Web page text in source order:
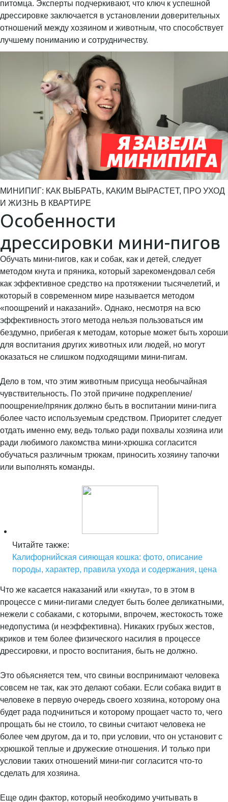
питомца. Эксперты подчеркивают, что ключ к успешной
дрессировке заключается в установлении доверительных
отношений между хозяином и животным, что способствует
лучшему пониманию и сотрудничеству.
МИНИПИГ: КАК ВЫБРАТЬ, КАКИМ ВЫРАСТЕТ, ПРО УХОД
И ЖИЗНЬ В КВАРТИРЕ
Особенности
дрессировки мини-пигов
Обучать мини-пигов, как и собак, как и детей, следует
методом кнута и пряника, который зарекомендовал себя
как эффективное средство на протяжении тысячелетий, и
который в современном мире называется методом
«поощрений и наказаний». Однако, несмотря на всю
эффективность этого метода нельзя пользоваться им
бездумно, прибегая к методам, которые может быть хороши
для воспитания других животных или людей, но могут
оказаться не слишком подходящими мини-пигам.
Дело в том, что этим животным присуща необычайная
чувствительность. По этой причине подкрепление/
поощрение/пряник должно быть в воспитании мини-пига
более часто используемым средством. Приоритет следует
отдать именно ему, ведь только ради похвалы хозяина или
ради любимого лакомства мини-хрюшка согласится
обучаться различным трюкам, приносить хозяину тапочки
или выполнять команды.
Читайте также:
Калифорнийская сияющая кошка: фото, описание
породы, характер, правила ухода и содержания, цена
Что же касается наказаний или «кнута», то в этом в
процессе с мини-пигами следует быть более деликатными,
нежели с собаками, с которыми, впрочем, жестокость тоже
недопустима (и неэффективна). Никаких грубых жестов,
криков и тем более физического насилия в процессе
дрессировки, и просто воспитания, быть не должно.
Это объясняется тем, что свиньи воспринимают человека
совсем не так, как это делают собаки. Если собака видит в
человеке в первую очередь своего хозяина, которому она
будет рада подчиниться и которому прощает часто то, чего
прощать бы не стоило, то свиньи считают человека не
более чем другом, да и то, при условии, что он установит с
хрюшкой теплые и дружеские отношения. И только при
условии таких отношений мини-пиг согласится что-то
сделать для хозяина.
Еще один фактор, который необходимо учитывать в